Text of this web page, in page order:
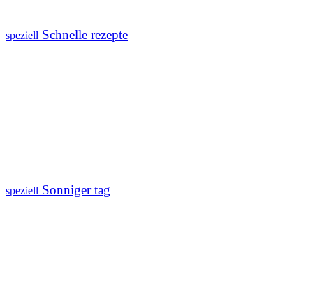
speziell Schnelle rezepte
speziell Sonniger tag